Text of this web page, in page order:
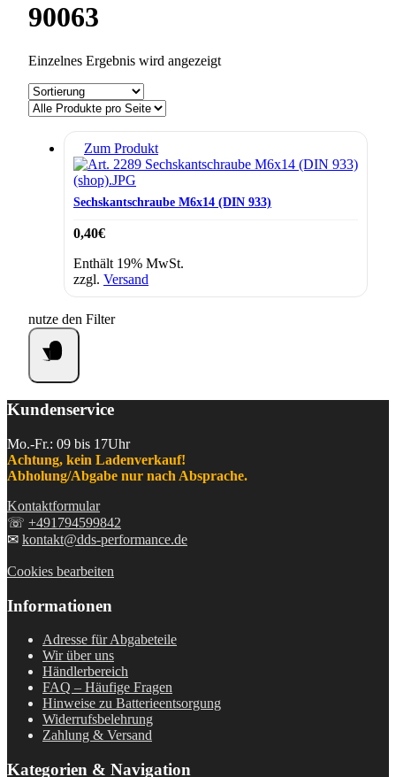
90063
Einzelnes Ergebnis wird angezeigt
Zum Produkt
Sechskantschraube M6x14 (DIN 933)
0,40€
Enthält 19% MwSt.
zzgl. Versand
nutze den Filter
Kundenservice
Mo.-Fr.: 09 bis 17Uhr
Achtung, kein Ladenverkauf!
Abholung/Abgabe nur nach Absprache.
Kontaktformular
☏ +491794599842
✉ kontakt@dds-performance.de
Cookies bearbeiten
Informationen
Adresse für Abgabeteile
Wir über uns
Händlerbereich
FAQ – Häufige Fragen
Hinweise zu Batterieentsorgung
Widerrufsbelehrung
Zahlung & Versand
Kategorien & Navigation